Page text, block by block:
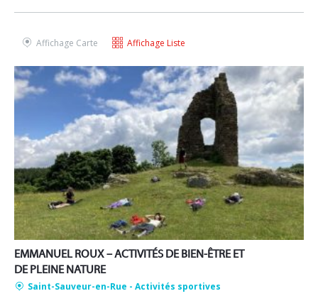
Affichage Carte Affichage Liste
EMMANUEL ROUX – ACTIVITÉS DE BIEN-ÊTRE ET
DE PLEINE NATURE
Saint-Sauveur-en-Rue - Activités sportives